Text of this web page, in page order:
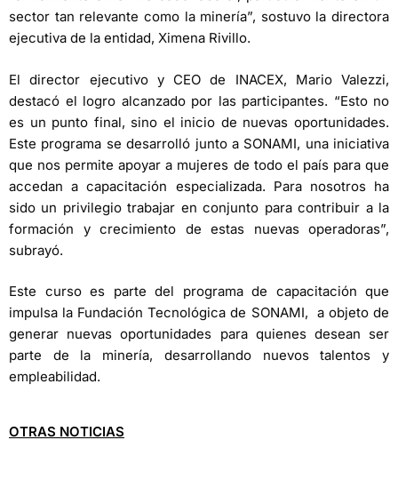
sector tan relevante como la minería”, sostuvo la directora
ejecutiva de la entidad, Ximena Rivillo.
El director ejecutivo y CEO de INACEX, Mario Valezzi,
destacó el logro alcanzado por las participantes. “Esto no
es un punto final, sino el inicio de nuevas oportunidades.
Este programa se desarrolló junto a SONAMI, una iniciativa
que nos permite apoyar a mujeres de todo el país para que
accedan a capacitación especializada. Para nosotros ha
sido un privilegio trabajar en conjunto para contribuir a la
formación y crecimiento de estas nuevas operadoras”,
subrayó.
Este curso es parte del programa de capacitación que
impulsa la Fundación Tecnológica de SONAMI, a objeto de
generar nuevas oportunidades para quienes desean ser
parte de la minería, desarrollando nuevos talentos y
empleabilidad.
OTRAS NOTICIAS